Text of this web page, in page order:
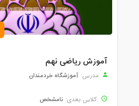
آموزش ریاضی نهم
مدرس: آموزشگاه خردمندان
کلاس بعدی: نامشخص